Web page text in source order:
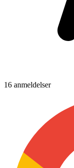
16 anmeldelser